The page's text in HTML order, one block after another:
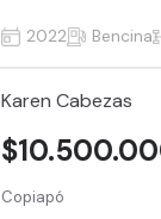
2022 Bencina
Karen Cabezas
Copiapó